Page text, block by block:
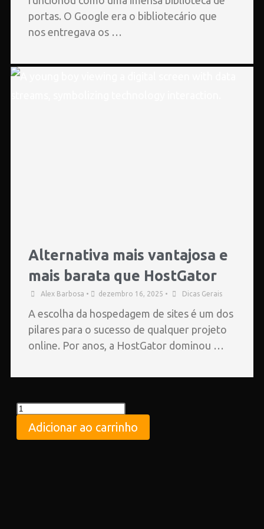
portas. O Google era o bibliotecário que
nos entregava os …
Alternativa mais vantajosa e
mais barata que HostGator
Alex Barbosa • dezembro 16, 2025 • Dicas Gerais
A escolha da hospedagem de sites é um dos
pilares para o sucesso de qualquer projeto
online. Por anos, a HostGator dominou …
Adicionar ao carrinho